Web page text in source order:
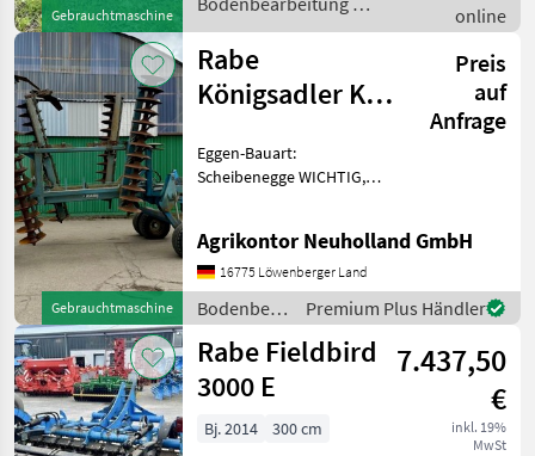
Gebrauchtmaschine
Rabe
online
Gebrauchtmaschine
Rabe
Königsadler KS
doppelte
Polygon-Walze
Preis
auf
Anfrage
Eggen-Bauart:
Scheibenegge WICHTIG,
chatten und daraufhin
Maschinen kaufen, bitte
kontrollieren Sie die
Auftragsbestä
Agrikontor Neuholland GmbH
16775 Löwenberger Land
Bodenbearbeitung
/ Rabe
Premium Plus Händler
Rabe Fieldbird
3000 E
7.437,50
€
inkl. 19%
MwSt
Bj. 2014
300 cm